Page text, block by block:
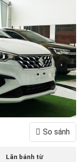
So sánh
Lăn bánh từ